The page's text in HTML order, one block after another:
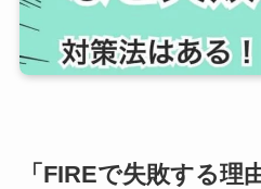
「FIREで失敗する理